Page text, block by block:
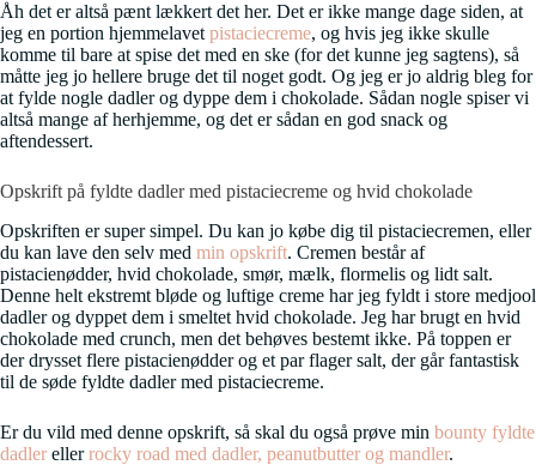
Åh det er altså pænt lækkert det her. Det er ikke mange dage siden, at
jeg en portion hjemmelavet pistaciecreme, og hvis jeg ikke skulle
komme til bare at spise det med en ske (for det kunne jeg sagtens), så
måtte jeg jo hellere bruge det til noget godt. Og jeg er jo aldrig bleg for
at fylde nogle dadler og dyppe dem i chokolade. Sådan nogle spiser vi
altså mange af herhjemme, og det er sådan en god snack og
aftendessert.
Opskrift på fyldte dadler med pistaciecreme og hvid chokolade
Opskriften er super simpel. Du kan jo købe dig til pistaciecremen, eller
du kan lave den selv med min opskrift. Cremen består af
pistacienødder, hvid chokolade, smør, mælk, flormelis og lidt salt.
Denne helt ekstremt bløde og luftige creme har jeg fyldt i store medjool
dadler og dyppet dem i smeltet hvid chokolade. Jeg har brugt en hvid
chokolade med crunch, men det behøves bestemt ikke. På toppen er
der drysset flere pistacienødder og et par flager salt, der går fantastisk
til de søde fyldte dadler med pistaciecreme.
Er du vild med denne opskrift, så skal du også prøve min bounty fyldte
dadler ellerrocky road med dadler, peanutbutter og mandler.